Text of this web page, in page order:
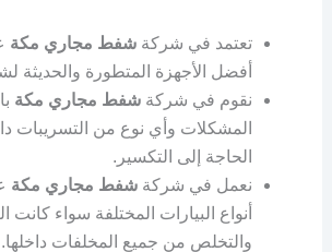
تعتمد في شركة شفط مجاري مكة
أفضل الأجهزة المتطورة والحديثة
نقوم في شركة شفط مجاري مكة
المشكلات وأي نوع من التسريبات
الحاجة إلى التكسير.
نعمل في شركة شفط مجاري مكة
أنواع البيارات المختلفة سواء كانت
والتخلص من جميع المخلفات داخلها.